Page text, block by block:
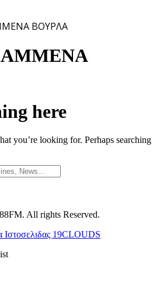
ΒΟΥΡΛΑ
here
you’re looking for. Perhaps searching
All rights Reserved.
Ιστοσελιδας 19CLOUDS